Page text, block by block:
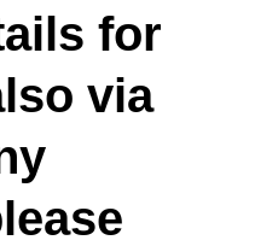
for
via